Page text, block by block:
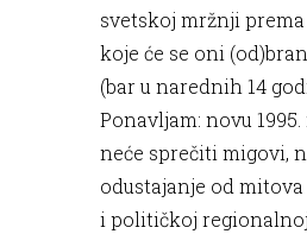
svetskoj mržnji
koje će se oni
(bar u narednih 14
Ponavljam: novu 1995.
neće sprečiti migovi,
odustajanje od
i političkoj